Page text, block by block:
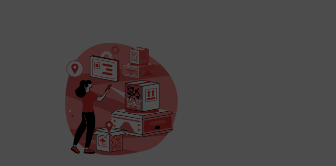
Gizlilik ve Kişisel Verilerin Korunması İlkeleri
İletişim Aydınlatma Metni
İlgili Kişi Başvuru Formu
Mesafeli Satış Sözleşmesi
Tüketici Hakları – Cayma – İptal İade Koşulları
Web Sitesi Paylaşım Sürecine İlişkin Açık Rıza Metni